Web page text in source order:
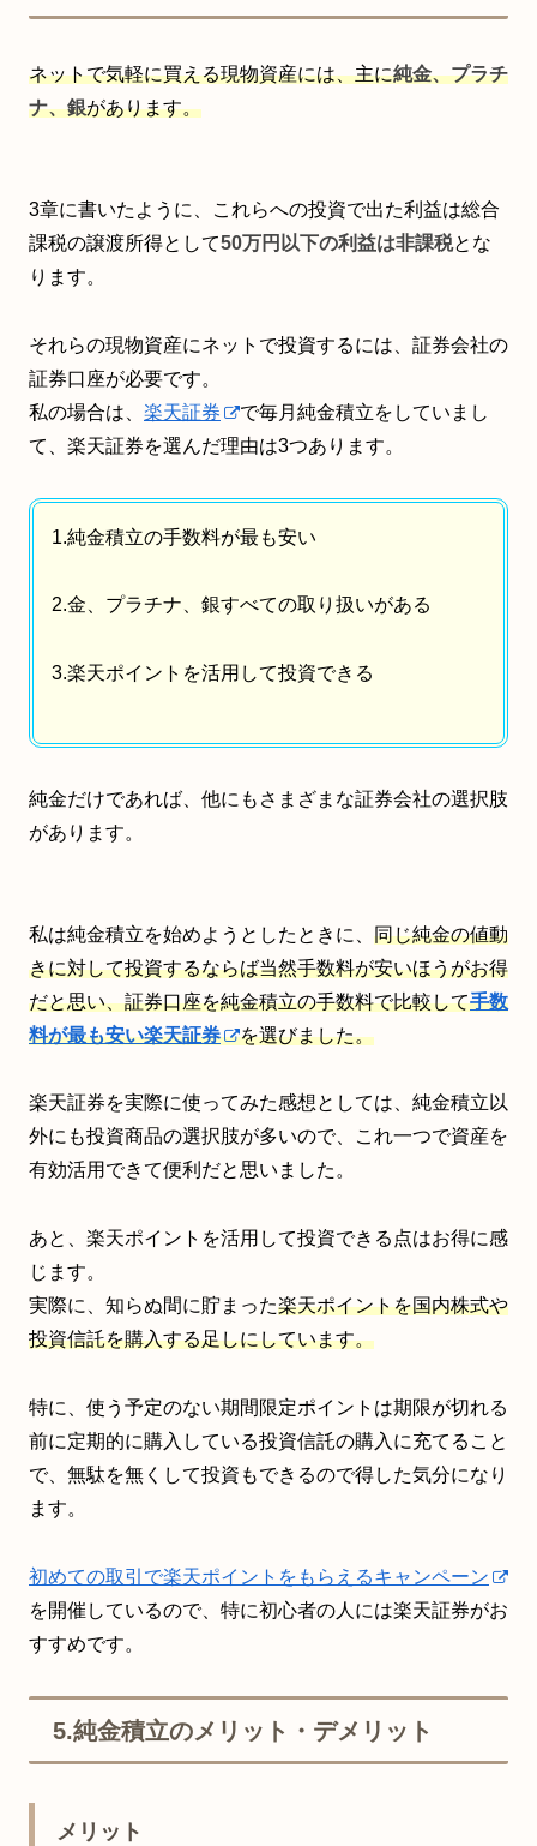
ネットで気軽に買える現物資産には、主に純金、プラチ
ナ、銀があります。
3章に書いたように、これらへの投資で出た利益は総合
課税の譲渡所得として50万円以下の利益は非課税とな
ります。
それらの現物資産にネットで投資するには、証券会社の
証券口座が必要です。
私の場合は、 楽天証券
で毎月純金積立をしていまし
て、楽天証券を選んだ理由は3つあります。
1.純金積立の手数料が最も安い
2.金、プラチナ、銀すべての取り扱いがある
3.楽天ポイントを活用して投資できる
純金だけであれば、他にもさまざまな証券会社の選択肢
があります。
私は純金積立を始めようとしたときに、 同じ純金の値動
きに対して投資するならば当然手数料が安いほうがお得
だと思い、証券口座を純金積立の手数料で比較して手数
料が最も安い楽天証券
を選びました。
楽天証券を実際に使ってみた感想としては、純金積立以
外にも投資商品の選択肢が多いので、これ一つで資産を
有効活用できて便利だと思いました。
あと、楽天ポイントを活用して投資できる点はお得に感
じます。
実際に、知らぬ間に貯まった楽天ポイントを国内株式や
投資信託を購入する足しにしています。
特に、使う予定のない期間限定ポイントは期限が切れる
前に定期的に購入している投資信託の購入に充てること
で、無駄を無くして投資もできるので得した気分になり
ます。
初めての取引で楽天ポイントをもらえるキャンペーン
を開催しているので、特に初心者の人には楽天証券がお
すすめです。
5.純金積立のメリット・デメリット
メリット